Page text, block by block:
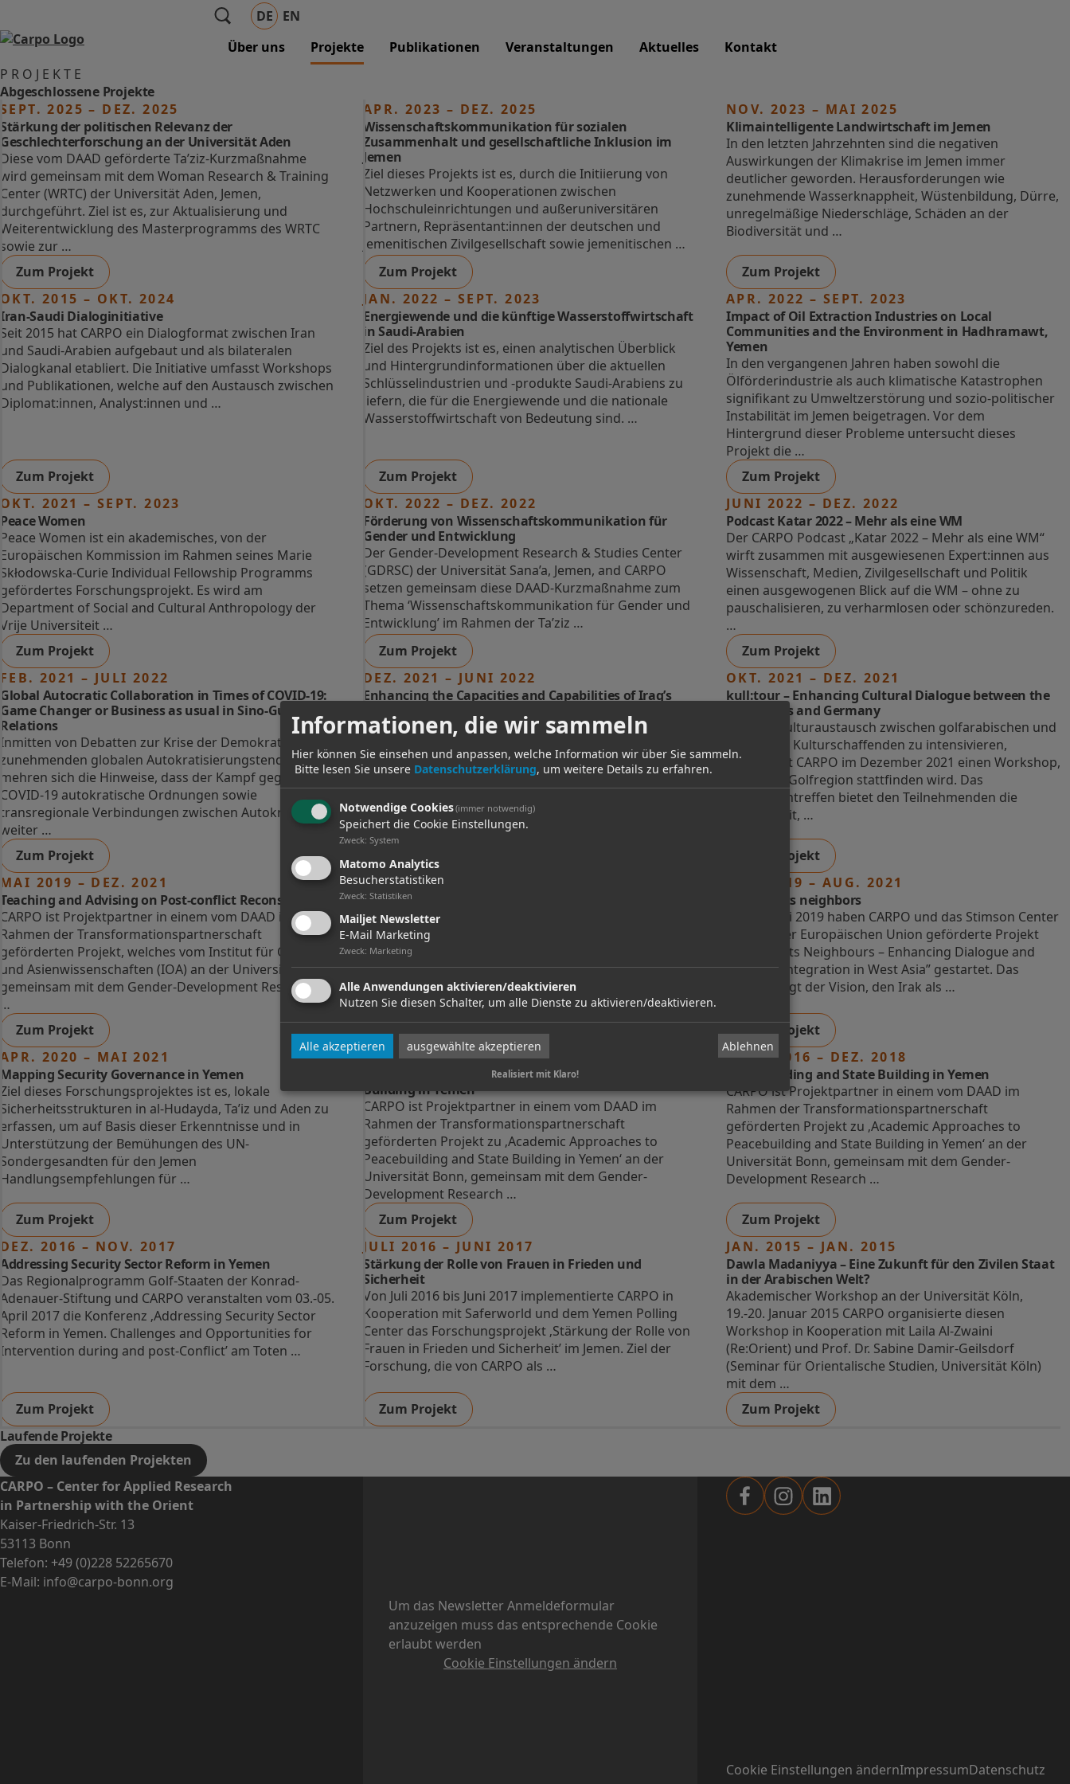
Über uns Projekte Publikationen Veranstaltungen Aktuelles Kontakt
DE EN
PROJEKTE
Abgeschlossene Projekte
SEPT. 2025 – DEZ. 2025
Stärkung der politischen Relevanz der
Geschlechterforschung an der Universität Aden
Diese vom DAAD geförderte Ta’ziz-Kurzmaßnahme
wird gemeinsam mit dem Woman Research & Training
Center (WRTC) der Universität Aden, Jemen,
durchgeführt. Ziel ist es, zur Aktualisierung und
Weiterentwicklung des Masterprogramms des WRTC
sowie zur …
Zum Projekt
APR. 2023 – DEZ. 2025
Wissenschaftskommunikation für sozialen
Zusammenhalt und gesellschaftliche Inklusion im
Jemen
Ziel dieses Projekts ist es, durch die Initiierung von
Netzwerken und Kooperationen zwischen
Hochschuleinrichtungen und außeruniversitären
Partnern, Repräsentant:innen der deutschen und
jemenitischen Zivilgesellschaft sowie jemenitischen …
Zum Projekt
NOV. 2023 – MAI 2025
Klimaintelligente Landwirtschaft im Jemen
In den letzten Jahrzehnten sind die negativen
Auswirkungen der Klimakrise im Jemen immer
deutlicher geworden. Herausforderungen wie
zunehmende Wasserknappheit, Wüstenbildung, Dürre,
unregelmäßige Niederschläge, Schäden an der
Biodiversität und …
Zum Projekt
OKT. 2015 – OKT. 2024
Iran-Saudi Dialoginitiative
Seit 2015 hat CARPO ein Dialogformat zwischen Iran
und Saudi-Arabien aufgebaut und als bilateralen
Dialogkanal etabliert. Die Initiative umfasst Workshops
und Publikationen, welche auf den Austausch zwischen
Diplomat:innen, Analyst:innen und …
Zum Projekt
JAN. 2022 – SEPT. 2023
Energiewende und die künftige Wasserstoffwirtschaft
in Saudi-Arabien
Ziel des Projekts ist es, einen analytischen Überblick
und Hintergrundinformationen über die aktuellen
Schlüsselindustrien und -produkte Saudi-Arabiens zu
liefern, die für die Energiewende und die nationale
Wasserstoffwirtschaft von Bedeutung sind. …
Zum Projekt
APR. 2022 – SEPT. 2023
Impact of Oil Extraction Industries on Local
Communities and the Environment in Hadhramawt,
Yemen
In den vergangenen Jahren haben sowohl die
Ölförderindustrie als auch klimatische Katastrophen
signifikant zu Umweltzerstörung und sozio-politischer
Instabilität im Jemen beigetragen. Vor dem
Hintergrund dieser Probleme untersucht dieses
Projekt die …
Zum Projekt
OKT. 2021 – SEPT. 2023
Peace Women
Peace Women ist ein akademisches, von der
Europäischen Kommission im Rahmen seines Marie
Skłodowska-Curie Individual Fellowship Programms
gefördertes Forschungsprojekt. Es wird am
Department of Social and Cultural Anthropology der
Vrije Universiteit …
Zum Projekt
OKT. 2022 – DEZ. 2022
Förderung von Wissenschaftskommunikation für
Gender und Entwicklung
Der Gender-Development Research & Studies Center
(GDRSC) der Universität Sana’a, Jemen, and CARPO
setzen gemeinsam diese DAAD-Kurzmaßnahme zum
Thema ‘Wissenschaftskommunikation für Gender und
Entwicklung’ im Rahmen der Ta’ziz …
Zum Projekt
JUNI 2022 – DEZ. 2022
Podcast Katar 2022 – Mehr als eine WM
Der CARPO Podcast „Katar 2022 – Mehr als eine WM“
wirft zusammen mit ausgewiesenen Expert:innen aus
Wissenschaft, Medien, Zivilgesellschaft und Politik
einen ausgewogenen Blick auf die WM – ohne zu
pauschalisieren, zu verharmlosen oder schönzureden.
…
Zum Projekt
FEB. 2021 – JULI 2022
Global Autocratic Collaboration in Times of COVID-19:
Game Changer or Business as usual in Sino-Gulf
Relations
Inmitten von Debatten zur Krise der Demokratie und
zunehmenden globalen Autokratisierungstendenzen
mehren sich die Hinweise, dass der Kampf gegen
COVID-19 autokratische Ordnungen sowie
transregionale Verbindungen zwischen Autokratien
weiter …
Zum Projekt
DEZ. 2021 – JUNI 2022
Enhancing the Capacities and Capabilities of Iraq’s
Die schwierige sozioökonomische Lage im Irak stellt
Herausforderungen. Um soziale Spaltungen
abzufedern sowie den sozioökonomischen und
das durch die GIZ …
Zum Projekt
OKT. 2021 – DEZ. 2021
kull:tour – Enhancing Cultural Dialogue between the
Gulf States and Germany
Um den Kulturaustausch zwischen golfarabischen und
deutschen Kulturschaffenden zu intensivieren,
organisiert CARPO im Dezember 2021 einen Workshop,
der in der Golfregion stattfinden wird. Das
Zusammentreffen bietet den Teilnehmenden die
Möglichkeit, …
Zum Projekt
MAI 2019 – DEZ. 2021
Teaching and Advising on Post-conflict Reconstruction
CARPO ist Projektpartner in einem vom DAAD im
Rahmen der Transformationspartnerschaft
geförderten Projekt, welches vom Institut für Orient-
und Asienwissenschaften (IOA) an der Universität Bonn
gemeinsam mit dem Gender-Development Research &
…
Zum Projekt
SEPT. 2018 – SEPT. 2021
Tafahum
Im Rahmen dieses Projekts soll eine Roadmap für
regionale Sicherheit in Westasien und der Arabischen
Halbinsel entwickelt werden. Die für das Projekt
relevante Region umfasst die Staaten des
Golfkooperationsrats sowie Iran, Irak und den Jemen.
Ziel …
Zum Projekt
JUNI 2019 – AUG. 2021
Iraq and its neighbors
Zum 1. Juni 2019 haben CARPO und das Stimson Center
das von der Europäischen Union geförderte Projekt
„Iraq and its Neighbours – Enhancing Dialogue and
Regional Integration in West Asia” gestartet. Das
Projekt folgt der Vision, den Irak als …
Zum Projekt
APR. 2020 – MAI 2021
Mapping Security Governance in Yemen
Ziel dieses Forschungsprojektes ist es, lokale
Sicherheitsstrukturen in al-Hudayda, Ta’iz und Aden zu
erfassen, um auf Basis dieser Erkenntnisse und in
Unterstützung der Bemühungen des UN-
Sondergesandten für den Jemen
Handlungsempfehlungen für …
Zum Projekt
MÄRZ 2016 – DEZ. 2018
Academic Approaches to Peacebuilding and State
Building in Yemen
CARPO ist Projektpartner in einem vom DAAD im
Rahmen der Transformationspartnerschaft
geförderten Projekt zu ‚Academic Approaches to
Peacebuilding and State Building in Yemen‘ an der
Universität Bonn, gemeinsam mit dem Gender-
Development Research …
Zum Projekt
MÄRZ 2016 – DEZ. 2018
Peacebuilding and State Building in Yemen
CARPO ist Projektpartner in einem vom DAAD im
Rahmen der Transformationspartnerschaft
geförderten Projekt zu ‚Academic Approaches to
Peacebuilding and State Building in Yemen‘ an der
Universität Bonn, gemeinsam mit dem Gender-
Development Research …
Zum Projekt
DEZ. 2016 – NOV. 2017
Addressing Security Sector Reform in Yemen
Das Regionalprogramm Golf-Staaten der Konrad-
Adenauer-Stiftung und CARPO veranstalten vom 03.-05.
April 2017 die Konferenz ‚Addressing Security Sector
Reform in Yemen. Challenges and Opportunities for
Intervention during and post-Conflict’ am Toten …
Zum Projekt
JULI 2016 – JUNI 2017
Stärkung der Rolle von Frauen in Frieden und
Sicherheit
Von Juli 2016 bis Juni 2017 implementierte CARPO in
Kooperation mit Saferworld und dem Yemen Polling
Center das Forschungsprojekt ‚Stärkung der Rolle von
Frauen in Frieden und Sicherheit’ im Jemen. Ziel der
Forschung, die von CARPO als …
Zum Projekt
JAN. 2015 – JAN. 2015
Dawla Madaniyya – Eine Zukunft für den Zivilen Staat
in der Arabischen Welt?
Akademischer Workshop an der Universität Köln,
19.-20. Januar 2015 CARPO organisierte diesen
Workshop in Kooperation mit Laila Al-Zwaini
(Re:Orient) und Prof. Dr. Sabine Damir-Geilsdorf
(Seminar für Orientalische Studien, Universität Köln)
mit dem …
Zum Projekt
Laufende Projekte
Zu den laufenden Projekten
CARPO – Center for Applied Research
in Partnership with the Orient
Kaiser-Friedrich-Str. 13
53113 Bonn
Telefon: +49 (0)228 52265670
E-Mail: info@carpo-bonn.org
Um das Newsletter Anmeldeformular
anzuzeigen muss das entsprechende Cookie
erlaubt werden
Cookie Einstellungen ändern
Cookie Einstellungen ändernImpressumDatenschutz
Informationen, die wir sammeln
Hier können Sie einsehen und anpassen, welche Information wir über Sie sammeln.
Bitte lesen Sie unsere Datenschutzerklärung, um weitere Details zu erfahren.
Notwendige Cookies(immer notwendig)
Speichert die Cookie Einstellungen.
Zweck: System
Matomo Analytics
Besucherstatistiken
Zweck: Statistiken
Mailjet Newsletter
E-Mail Marketing
Zweck: Marketing
Alle Anwendungen aktivieren/deaktivieren
Nutzen Sie diesen Schalter, um alle Dienste zu aktivieren/deaktivieren.
Alle akzeptieren ausgewählte akzeptieren Ablehnen
Realisiert mit Klaro!